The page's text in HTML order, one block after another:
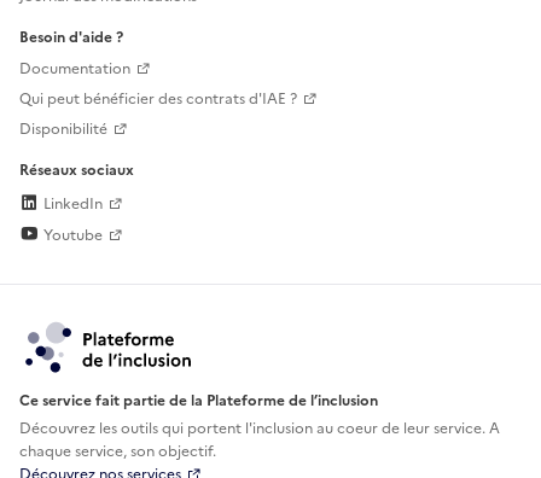
Besoin d'aide ?
Documentation
Qui peut bénéficier des contrats d'IAE ?
Disponibilité
Réseaux sociaux
LinkedIn
Youtube
Ce service fait partie de la Plateforme de l’inclusion
Découvrez les outils qui portent l'inclusion aucoeur de leur service. A
chaque service, son objectif.